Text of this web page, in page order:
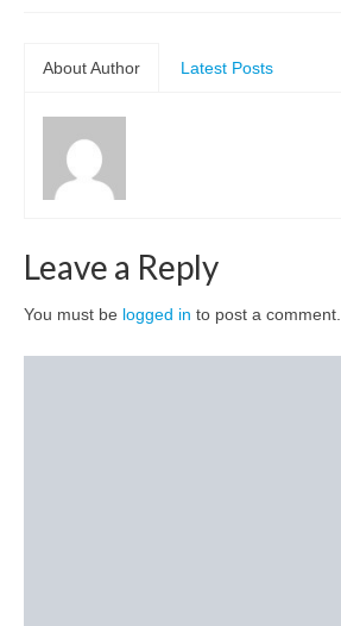
About Author Latest Posts
Leave a Reply
You must be logged in to post a comment.